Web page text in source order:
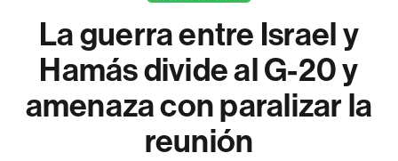
La guerra entre Israel y
Hamás divide al G-20 y
amenaza con paralizar la
reunión